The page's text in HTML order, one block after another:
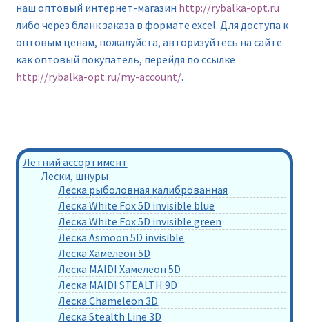
наш оптовый интернет-магазин http://rybalka-opt.ru
либо через бланк заказа в формате excel. Для доступа к
оптовым ценам, пожалуйста, авторизуйтесь на сайте
как оптовый покупатель, перейдя по ссылке
http://rybalka-opt.ru/my-account/.
Летний ассортимент
Лески, шнуры
Леска рыболовная калиброванная
Леска White Fox 5D invisible blue
Леска White Fox 5D invisible green
Леска Asmoon 5D invisible
Леска Хамелеон 5D
Леска MAIDI Хамелеон 5D
Леска MAIDI STEALTH 9D
Леска Chameleon 3D
Леска Stealth Line 3D